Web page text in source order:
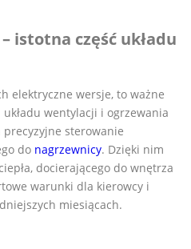
istotna część układu
elektryczne wersje, to ważne
wentylacji i ogrzewania
sterowanie
do nagrzewnicy. Dzięki nim
docierającego do wnętrza
warunki dla kierowcy i
miesiącach.